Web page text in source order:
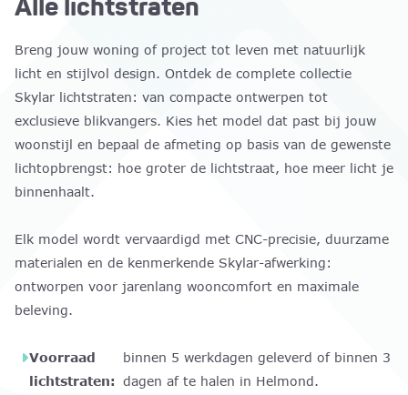
Alle lichtstraten
Breng jouw woning of project tot leven met natuurlijk
licht en stijlvol design. Ontdek de complete collectie
Skylar lichtstraten: van compacte ontwerpen tot
exclusieve blikvangers. Kies het model dat past bij jouw
woonstijl en bepaal de afmeting op basis van de gewenste
lichtopbrengst: hoe groter de lichtstraat, hoe meer licht je
binnenhaalt.
Elk model wordt vervaardigd met CNC-precisie, duurzame
materialen en de kenmerkende Skylar-afwerking:
ontworpen voor jarenlang wooncomfort en maximale
beleving.
Voorraad
lichtstraten:
binnen 5 werkdagen geleverd of binnen 3
dagen af te halen in Helmond.